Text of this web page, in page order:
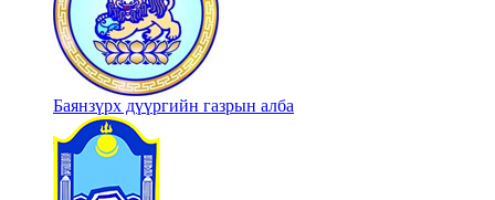
Баянзүрх дүүргийн газрын алба